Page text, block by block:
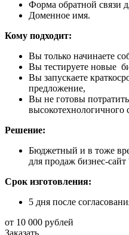
Форма обратной связи
Доменное имя.
Кому подходит:
Вы только начинаете
Вы тестируете новые
Вы запускаете
предложение,
Вы не готовы
высокотехнологичного
Решение:
Бюджетный и в тоже
для продаж бизнес-
Срок изготовления:
5 дня после
от 10 000 рублей